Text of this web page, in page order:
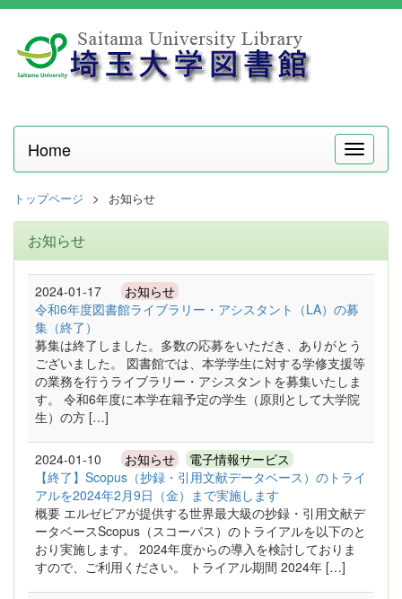
メ
ニ
Home
トップページ お知らせ
お知らせ
2024-01-17 お知らせ
令和6年度図書館ライブラリー・アシスタント（LA）の募
集（終了）
募集は終了しました。多数の応募をいただき、ありがとう
ございました。 図書館では、本学学生に対する学修支援等
の業務を行うライブラリー・アシスタントを募集いたしま
す。 令和6年度に本学在籍予定の学生（原則として大学院
生）の方 […]
2024-01-10 お知らせ 電子情報サービス
【終了】Scopus（抄録・引用文献データベース）のトライ
アルを2024年2月9日（金）まで実施します
概要 エルゼビアが提供する世界最大級の抄録・引用文献デ
ータベースScopus（スコーパス）のトライアルを以下のと
おり実施します。 2024年度からの導入を検討しておりま
すので、ご利用ください。 トライアル期間 2024年 […]